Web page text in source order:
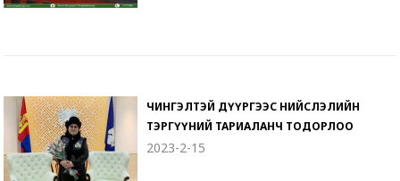
ЧИНГЭЛТЭЙ ДҮҮРГЭЭС НИЙСЛЭЛИЙН
ТЭРГҮҮНИЙ ТАРИАЛАНЧ ТОДОРЛОО
2023-2-15